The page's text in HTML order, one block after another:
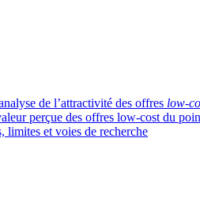
de l’attractivité des offres low-
perçue des offres low-cost du
limites et voies de recherche